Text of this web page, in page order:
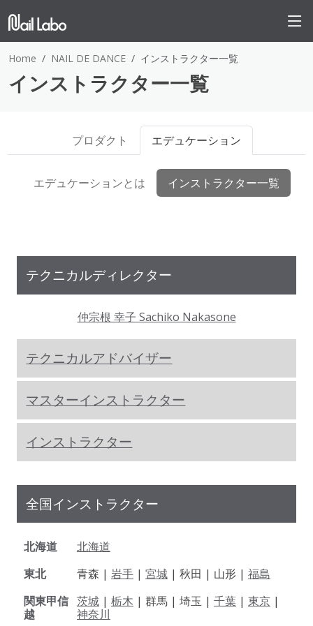
Home NAIL DE DANCE インストラクター一覧
インストラクター一覧
プロダクト エデュケーション
エデュケーションとは インストラクター一覧
テクニカルディレクター
仲宗根 幸子 Sachiko Nakasone
テクニカルアドバイザー
マスターインストラクター
インストラクター
全国インストラクター
北海道
北海道
東北
青森 | 岩手 | 宮城 | 秋田 | 山形 | 福島
関東甲信
越
茨城 | 栃木 | 群馬 | 埼玉 | 千葉 | 東京 |
神奈川